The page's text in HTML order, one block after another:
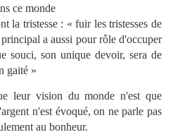
ce monde
la tristesse : « fuir les tristesses de
a aussi pour rôle d'occuper
souci, son unique devoir, sera de
gaité »
leur vision du monde n'est que
n'est évoqué, on ne parle pas
au bonheur.